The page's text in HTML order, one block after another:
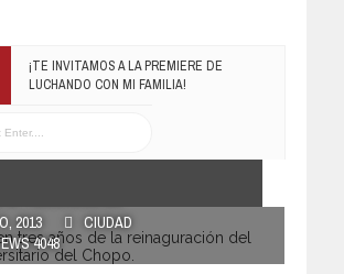
¡TE INVITAMOS A LA PREMIERE DE
LUCHANDO CON MI FAMILIA!
REGALA EL COMPILADO
#ELRECOMENDADOVOL4
2013
CIUDAD
4048